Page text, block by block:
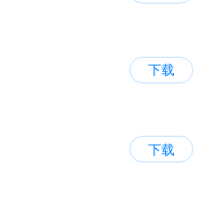
下载
下载